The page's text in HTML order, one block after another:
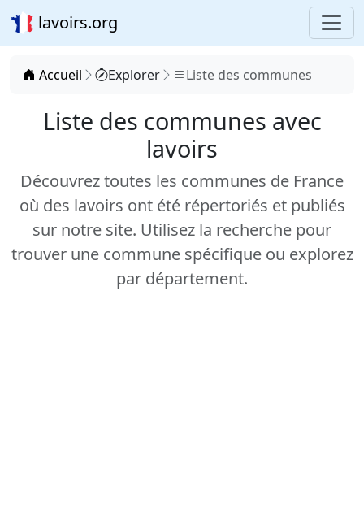
lavoirs.org
Accueil Explorer Liste des communes
Liste des communes avec
lavoirs
Découvrez toutes les communes de France
où des lavoirs ont été répertoriés et publiés
sur notre site. Utilisez la recherche pour
trouver une commune spécifique ou explorez
par département.